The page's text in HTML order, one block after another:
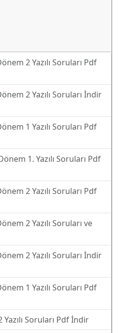
2 Yazılı Soruları Pdf
2 Yazılı Soruları İndir
1 Yazılı Soruları Pdf
1. Yazılı Soruları Pdf
2 Yazılı Soruları Pdf
2 Yazılı Soruları ve
2 Yazılı Soruları İndir
1 Yazılı Soruları Pdf
Yazılı Soruları Pdf İndir